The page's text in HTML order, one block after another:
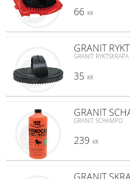
66 KR
GRANIT
GRANIT RYKTSKRAPA
35 KR
GRANIT
GRANIT SCHAMPO
239 KR